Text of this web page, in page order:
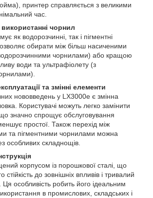
принтер справляється з великими
час.
використанні чорнил
як водорозчинні, так і пігментні
обирати між більш насиченими
чорнилами) або кращою
води та ультрафіолету (з
та змінні елементи
нововведень у LX3000e є змінна
Користувачі можуть легко замінити
що значно спрощує обслуговування
простої. Також перехід між
та пігментними чорнилами можна
особливих складнощів.
корпусом із порошкової сталі, що
стійкість до зовнішніх впливів і тривалий
особливість робить його ідеальним
в промислових, складських і